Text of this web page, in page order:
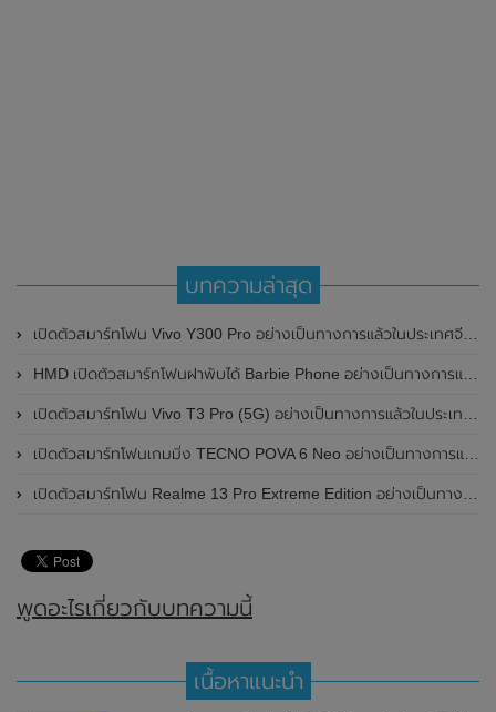
บทความล่าสุด
เปิดตัวสมาร์ทโฟน Vivo Y300 Pro อย่างเป็นทางการแล้วในประเทศจีน มาพร้อมดีไซน์พรีเมี่ยม ทนทาน และแบตเตอรี่สุดอึดขนาดใหญ่ 6,500mAh พร้อมรองรับการชาร์จไว 80W
HMD เปิดตัวสมาร์ทโฟนฝาพับได้ Barbie Phone อย่างเป็นทางการแล้ว มาพร้อมธีมสีชมพูสดใส
เปิดตัวสมาร์ทโฟน Vivo T3 Pro (5G) อย่างเป็นทางการแล้วในประเทศอินเดีย
เปิดตัวสมาร์ทโฟนเกมมิ่ง TECNO POVA 6 Neo อย่างเป็นทางการแล้วในประเทศไทย ในราคา 8,499 บาท
เปิดตัวสมาร์ทโฟน Realme 13 Pro Extreme Edition อย่างเป็นทางการแล้วในประเทศจีน
พูดอะไรเกี่ยวกับบทความนี้
เนื้อหาแนะนำ